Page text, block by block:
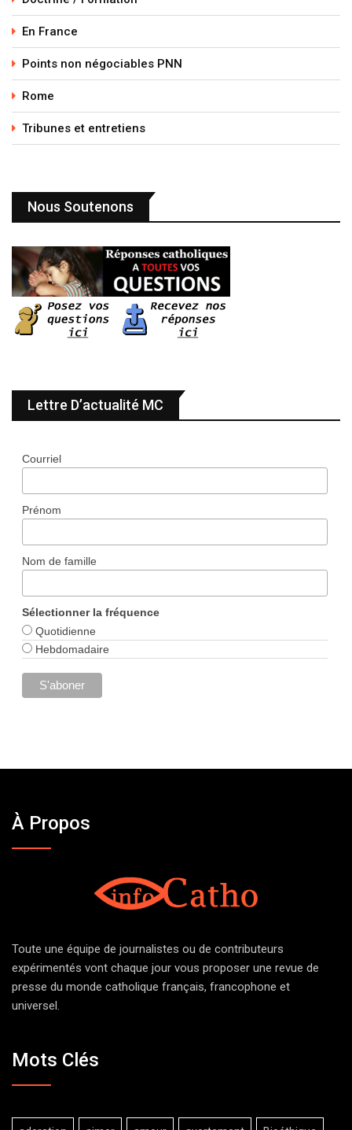
En France
Points non négociables PNN
Rome
Tribunes et entretiens
Nous Soutenons
Lettre D’actualité MC
Courriel
Prénom
Nom de famille
Sélectionner la fréquence
Quotidienne
Hebdomadaire
À Propos
Toute une équipe de journalistes ou de contributeurs
expérimentés vont chaque jour vous proposer une revue de
presse du monde catholique français, francophone et
universel.
Mots Clés